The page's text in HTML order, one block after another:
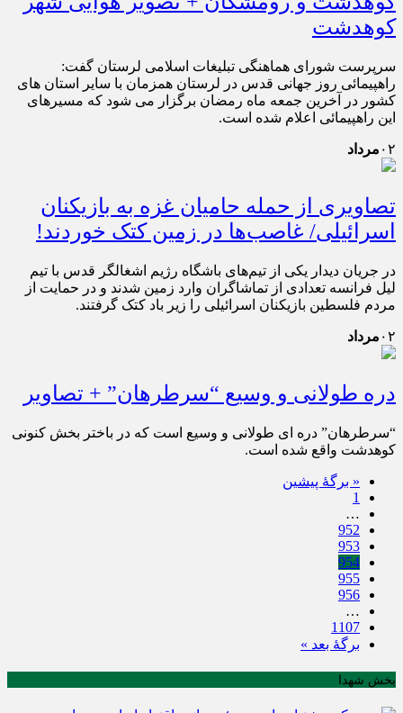
کوهدشت
سرپرست شورای هماهنگی تبلیغات اسلامی لرستان گفت:
راهپیمائی روز جهانی قدس در لرستان همزمان با سایر استان های
کشور در آخرین جمعه ماه رمضان برگزار می شود که مسیرهای
این راهپیمائی اعلام شده است.
۰۲ مرداد
تصاویری از حمله حامیان غزه به بازیکنان
اسرائیلی/ غاصب‌ها در زمین کتک خوردند!
در جریان دیدار یکی از تیم‌های باشگاه رژیم اشغالگر قدس با تیم
لیل فرانسه تعدادی از تماشاگران وارد زمین شدند و در حمایت از
مردم فلسطین بازیکنان اسرائیلی را زیر باد کتک گرفتند.
۰۲ مرداد
دره طولانی و وسیع “سرطرهان” + تصاویر
“سرطرهان” دره ای طولانی و وسیع است که در باختر بخش کنونی
کوهدشت واقع شده است.
« برگه‌ٔ پیشین
1
…
952
953
954
955
956
…
1107
برگهٔ بعد »
بخش شهدا